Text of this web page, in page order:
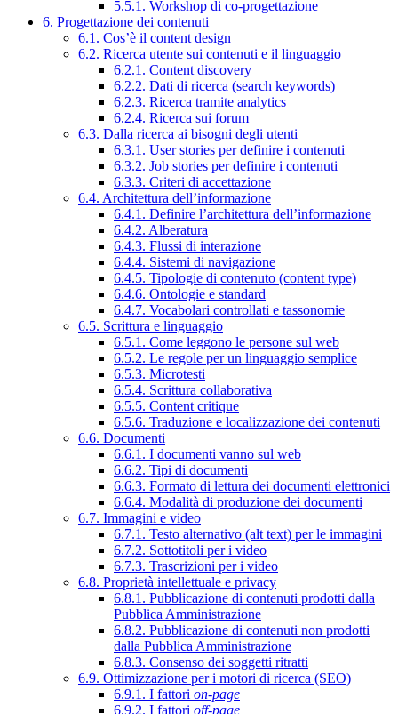
5.5.1. Workshop di co-progettazione
6. Progettazione dei contenuti
6.1. Cos’è il content design
6.2. Ricerca utente sui contenuti e il linguaggio
6.2.1. Content discovery
6.2.2. Dati di ricerca (search keywords)
6.2.3. Ricerca tramite analytics
6.2.4. Ricerca sui forum
6.3. Dalla ricerca ai bisogni degli utenti
6.3.1. User stories per definire i contenuti
6.3.2. Job stories per definire i contenuti
6.3.3. Criteri di accettazione
6.4. Architettura dell’informazione
6.4.1. Definire l’architettura dell’informazione
6.4.2. Alberatura
6.4.3. Flussi di interazione
6.4.4. Sistemi di navigazione
6.4.5. Tipologie di contenuto (content type)
6.4.6. Ontologie e standard
6.4.7. Vocabolari controllati e tassonomie
6.5. Scrittura e linguaggio
6.5.1. Come leggono le persone sul web
6.5.2. Le regole per un linguaggio semplice
6.5.3. Microtesti
6.5.4. Scrittura collaborativa
6.5.5. Content critique
6.5.6. Traduzione e localizzazione dei contenuti
6.6. Documenti
6.6.1. I documenti vanno sul web
6.6.2. Tipi di documenti
6.6.3. Formato di lettura dei documenti elettronici
6.6.4. Modalità di produzione dei documenti
6.7. Immagini e video
6.7.1. Testo alternativo (alt text) per le immagini
6.7.2. Sottotitoli per i video
6.7.3. Trascrizioni per i video
6.8. Proprietà intellettuale e privacy
6.8.1. Pubblicazione di contenuti prodotti dalla
Pubblica Amministrazione
6.8.2. Pubblicazione di contenuti non prodotti
dalla Pubblica Amministrazione
6.8.3. Consenso dei soggetti ritratti
6.9. Ottimizzazione per i motori di ricerca (SEO)
6.9.1. I fattori on-page
6.9.2. I fattori off-page